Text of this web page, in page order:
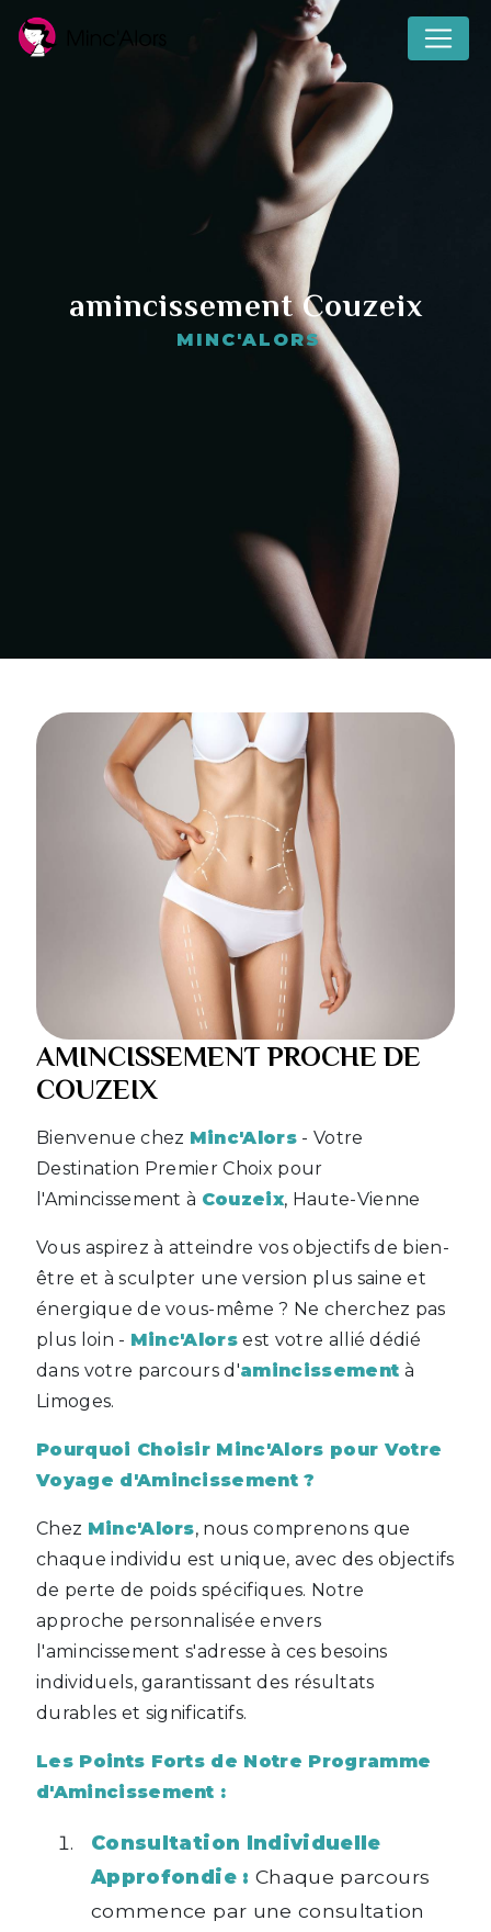
amincissement Couzeix
MINC'ALORS
AMINCISSEMENT PROCHE DE
COUZEIX
Bienvenue chez Minc'Alors - Votre
Destination Premier Choix pour
l'Amincissement à Couzeix, Haute-Vienne
Vous aspirez à atteindre vos objectifs de bien-
être et à sculpter une version plus saine et
énergique de vous-même ? Ne cherchez pas
plus loin - Minc'Alors est votre allié dédié
dans votre parcours d'amincissement à
Limoges.
Pourquoi Choisir Minc'Alors pour Votre
Voyage d'Amincissement ?
Chez Minc'Alors, nous comprenons que
chaque individu est unique, avec des objectifs
de perte de poids spécifiques. Notre
approche personnalisée envers
l'amincissement s'adresse à ces besoins
individuels, garantissant des résultats
durables et significatifs.
Les Points Forts de Notre Programme
d'Amincissement :
Consultation Individuelle
Approfondie : Chaque parcours
commence par une consultation
Panneau de gestion des cookies